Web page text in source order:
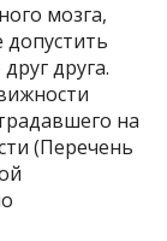
мозга,
друга.
на
(Перечень